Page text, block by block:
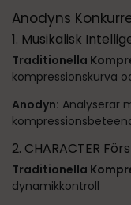
Anodyns
1. Musikalisk
Traditionella
kompressionskurva
Anodyn: Analyserar
2. CHARACTER
Traditionella
dynamikkontroll